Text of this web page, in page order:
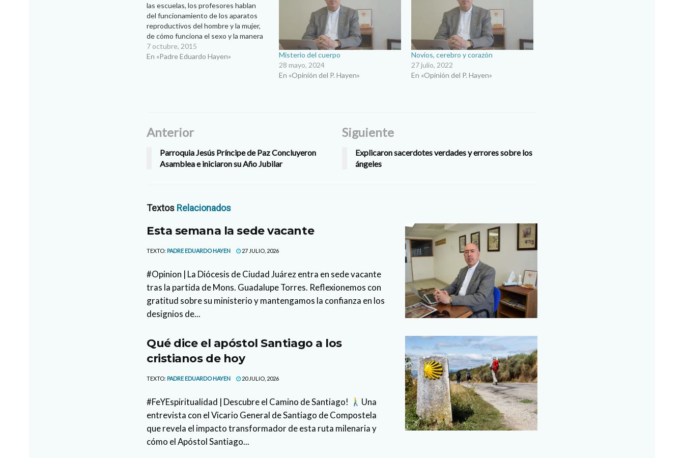
las escuelas, los profesores hablan
del funcionamiento de los aparatos
reproductivos del hombre y la mujer,
de cómo funciona el sexo y la manera
del protegerse para tener ‘sexo
seguro’. Sin embargo es muy raro
7 octubre, 2015
En «Padre Eduardo Hayen»
Misterio del cuerpo
28 mayo, 2024
En «Opinión del P. Hayen»
Novios, cerebro y corazón
27 julio, 2022
En «Opinión del P. Hayen»
Anterior
Parroquia Jesús Príncipe de Paz Concluyeron
Asamblea e iniciaron su Año Jubilar
Siguiente
Explicaron sacerdotes verdades y errores sobre los
ángeles
Textos Relacionados
Esta semana la sede vacante
TEXTO: PADRE EDUARDO HAYEN 27 JULIO, 2026
#Opinion | La Diócesis de Ciudad Juárez entra en sede vacante
tras la partida de Mons. Guadalupe Torres. Reflexionemos con
gratitud sobre su ministerio y mantengamos la confianza en los
designios de...
Qué dice el apóstol Santiago a los
cristianos de hoy
TEXTO: PADRE EDUARDO HAYEN 20 JULIO, 2026
#FeYEspiritualidad | Descubre el Camino de Santiago!
Una
entrevista con el Vicario General de Santiago de Compostela
que revela el impacto transformador de esta ruta milenaria y
cómo el Apóstol Santiago...